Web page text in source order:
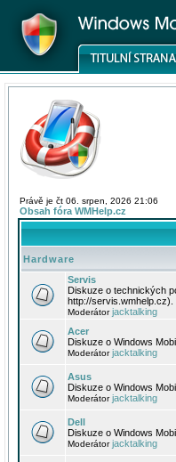
Právě je čt 06. srpen, 2026 21:06
Obsah fóra WMHelp.cz
Hardware
Servis
Diskuze o technických
http://servis.wmhelp.cz).
Moderátorjacktalking
Acer
Diskuze o Windows
Moderátorjacktalking
Asus
Diskuze o Windows
Moderátorjacktalking
Dell
Diskuze o Windows
Moderátorjacktalking